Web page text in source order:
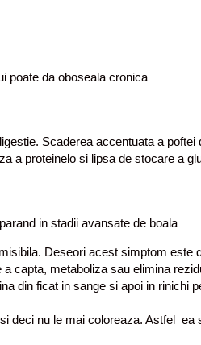
poate da oboseala cronica
Scaderea accentuata a
a proteinelo si lipsa de stocare a
in stadii avansate de boala
Deseori acest simptom este
capta, metaboliza sau elimina
din ficat in sange si apoi in rinichi
deci nu le mai coloreaza. Astfel ea